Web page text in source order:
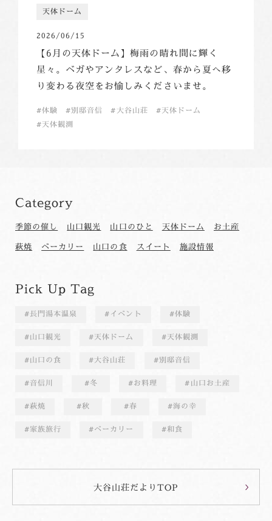
天体ドーム
2026/06/15
【6月の天体ドーム】梅雨の晴れ間に輝く
星々。ベガやアンタレスなど、春から夏へ移
り変わる夜空をお愉しみくださいませ。
体験 別邸音信 大谷山荘
天体ドーム
天体観測
Category
季節の催し 山口観光 山口のひと 天体ドーム
お土産
萩焼
ベーカリー 山口の食 スイート 施設情報
Pick Up Tag
長門湯本温泉 イベント 体験
山口観光 天体ドーム 天体観測
山口の食 大谷山荘 別邸音信
音信川 冬 お料理 山口お土産
萩焼 秋 春 海の幸
家族旅行 ベーカリー 和食
大谷山荘だよりTOP